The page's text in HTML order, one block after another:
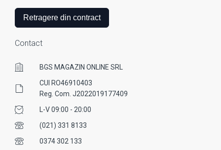
Retragere din contract
Contact
BGS MAGAZIN ONLINE SRL
CUI RO46910403
Reg. Com. J2022019177409
L-V 09:00 - 20:00
(021) 331 8133
0374 302 133